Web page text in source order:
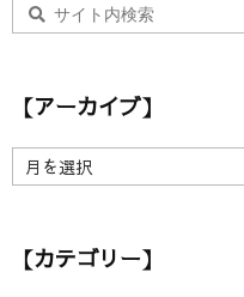
【アーカイブ】
ア
イ【カテゴリー】